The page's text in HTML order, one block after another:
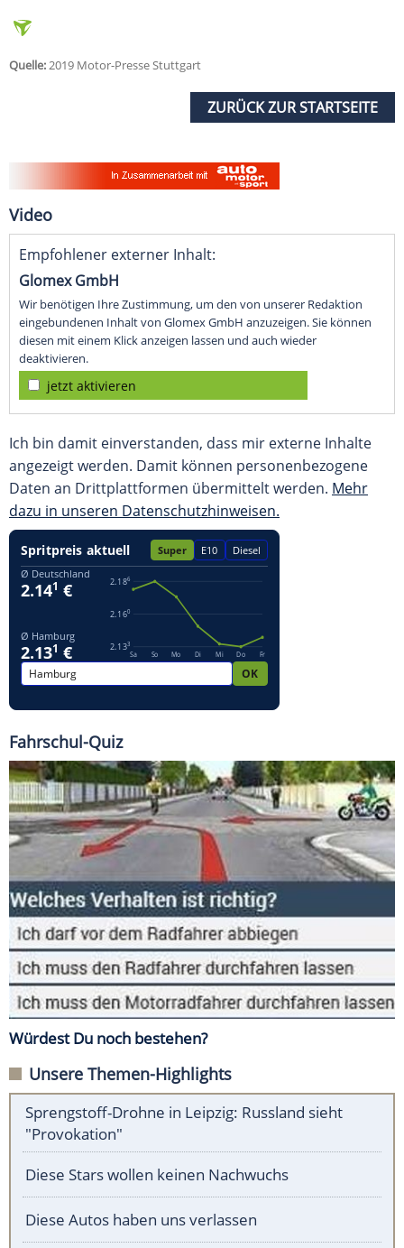
Quelle:2019 Motor-Presse Stuttgart
ZURÜCK ZUR STARTSEITE
Video
Empfohlener externer Inhalt:
Glomex GmbH
Wir benötigen Ihre Zustimmung, um den von unserer Redaktion
eingebundenen Inhalt von Glomex GmbH anzuzeigen. Sie können
diesen mit einem Klick anzeigen lassen und auch wieder
deaktivieren.
jetzt aktivieren
Ich bin damit einverstanden, dass mir externe Inhalte
angezeigt werden. Damit können personenbezogene
Daten an Drittplattformen übermittelt werden. Mehr
dazu in unseren Datenschutzhinweisen.
Fahrschul-Quiz
Würdest Du noch bestehen?
Unsere Themen-Highlights
Sprengstoff-Drohne in Leipzig: Russland sieht
"Provokation"
Diese Stars wollen keinen Nachwuchs
Diese Autos haben uns verlassen